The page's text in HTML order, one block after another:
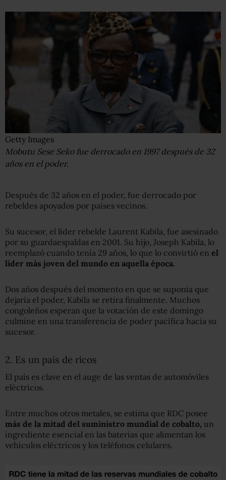
Getty Images
Mobutu Sese Seko fue derrocado en 1997 después de 32
años en el poder.
Después de 32 años en el poder, fue derrocado por
rebeldes apoyados por países vecinos.
Su sucesor, el líder rebelde Laurent Kabila, fue asesinado
por su guardaespaldas en 2001. Su hijo, Joseph Kabila, lo
reemplazó cuando tenía 29 años, lo que lo convirtió en el
líder más joven del mundo en aquella época.
Dos años después del momento en que se suponía que
dejaría el poder, Kabila se retira finalmente. Muchos
congoleños esperan que la votación de este domingo
culmine en una transferencia de poder pacífica hacia su
sucesor.
2. Es un país de ricos
El país es clave en el auge de las ventas de automóviles
eléctricos.
Entre muchos otros metales, se estima que RDC posee
más de la mitad del suministro mundial de cobalto, un
ingrediente esencial en las baterías que alimentan los
vehículos eléctricos y los teléfonos celulares.